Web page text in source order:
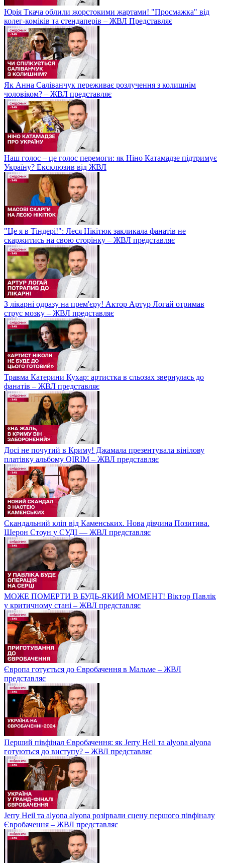
Юрія Ткача облили жорстокими жартами! "Просмажка" від
колег-коміків та стендаперів – ЖВЛ Представляє
Як Анна Саліванчук переживає розлучення з колишнім
чоловіком? – ЖВЛ представляє
Наш голос – це голос перемоги: як Ніно Катамадзе підтримує
Україну? Ексклюзив від ЖВЛ
"Це я в Тіндері!": Леся Нікітюк закликала фанатів не
скаржитись на свою сторінку – ЖВЛ представляє
З лікарні одразу на прем'єру! Актор Артур Логай отримав
струс мозку – ЖВЛ представляє
Травма Катерини Кухар: артистка в сльозах звернулась до
фанатів – ЖВЛ представляє
Досі не почутий в Криму! Джамала презентувала вінілову
платівку альбому QIRIM – ЖВЛ представляє
Скандальний кліп від Каменських. Нова дівчина Позитива.
Шерон Стоун у СУДІ — ЖВЛ представляє
МОЖЕ ПОМЕРТИ В БУДЬ-ЯКИЙ МОМЕНТ! Віктор Павлік
у критичному стані – ЖВЛ представляє
Європа готується до Євробачення в Мальме – ЖВЛ
представляє
Перший півфінал Євробачення: як Jerry Heil та alyona alyona
готуються до виступу? – ЖВЛ представляє
Jerry Heil та аlyona аlyona розірвали сцену першого півфіналу
Євробачення – ЖВЛ представляє